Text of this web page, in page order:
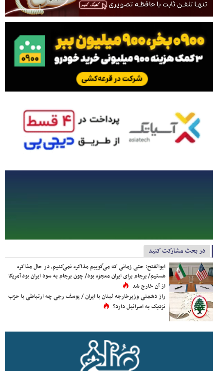
در بحث مشارکت کنید
ابوالفتح: حتی زمانی که می‌گوییم مذاکره نمی‌کنیم، در حال مذاکره
هستیم/ برجام برای ایران معجزه بود/ چون برجام به سود ایران بود آمریکا
از آن خارج شد
راز دشمنی وزیرخارجه لبنان با ایران / یوسف رجی چه ارتباطی با حزب
نزدیک به اسرائیل دارد؟